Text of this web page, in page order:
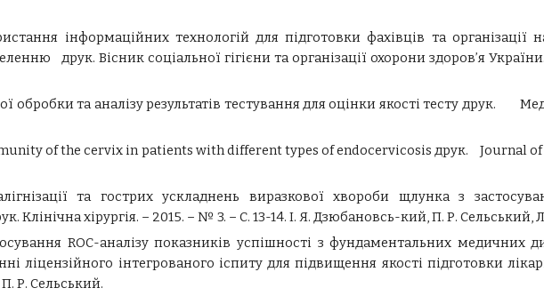
інформаційних технологій для підготовки фахівців та
друк. Вісник соціальної гігієни та організації охорони здоров’я
обробки та аналізу результатів тестування для оцінки якості тесту друк.
of the cervix in patients with different types of endocervicosis друк. Journal of
та гострих ускладнень виразкової хвороби щлунка з
хірургія. – 2015. – № 3. – С. 13-14. І. Я. Дзюбановсь-кий, П. Р. Сельський,
ROC-аналізу показників успішності з фундаментальних медичних
ліцензійного інтегрованого іспиту для підвищення якості підготовки
Р. Сельський.